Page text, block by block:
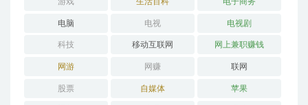
电脑 电视 电视剧
科技 移动互联网 网上兼职赚钱
网游 网赚 联网
股票 自媒体 苹果